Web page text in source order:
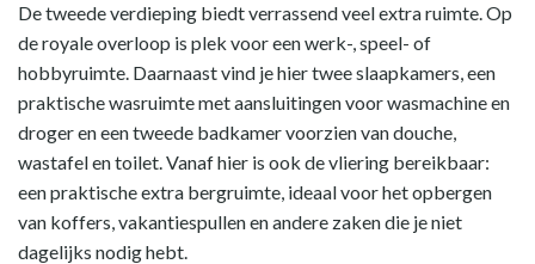
De tweede verdieping biedt verrassend veel extra ruimte. Op
de royale overloop is plek voor een werk-, speel- of
hobbyruimte. Daarnaast vind je hier twee slaapkamers, een
praktische wasruimte met aansluitingen voor wasmachine en
droger en een tweede badkamer voorzien van douche,
wastafel en toilet. Vanaf hier is ook de vliering bereikbaar:
een praktische extra bergruimte, ideaal voor het opbergen
van koffers, vakantiespullen en andere zaken die je niet
dagelijks nodig hebt.